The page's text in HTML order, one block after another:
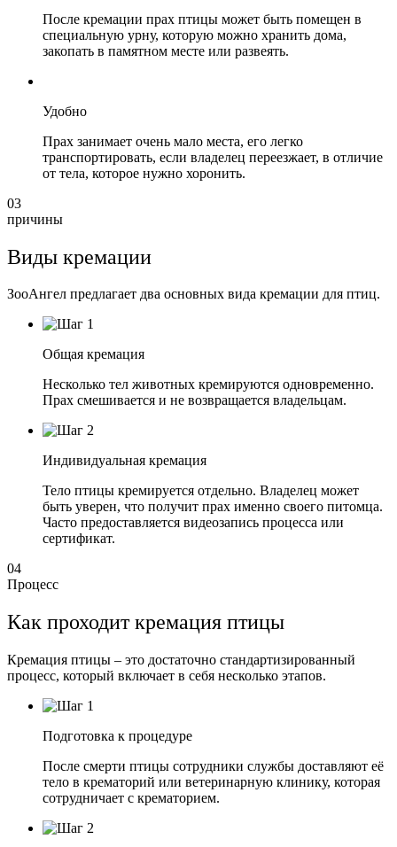
После кремации прах птицы может быть помещен в
специальную урну, которую можно хранить дома,
закопать в памятном месте или развеять.
Удобно
Прах занимает очень мало места, его легко
транспортировать, если владелец переезжает, в отличие
от тела, которое нужно хоронить.
03
причины
Виды кремации
ЗооАнгел предлагает два основных вида кремации для птиц.
Общая кремация
Несколько тел животных кремируются одновременно.
Прах смешивается и не возвращается владельцам.
Индивидуальная кремация
Тело птицы кремируется отдельно. Владелец может
быть уверен, что получит прах именно своего питомца.
Часто предоставляется видеозапись процесса или
сертификат.
04
Процесс
Как проходит кремация птицы
Кремация птицы – это достаточно стандартизированный
процесс, который включает в себя несколько этапов.
Подготовка к процедуре
После смерти птицы сотрудники службы доставляют её
тело в крематорий или ветеринарную клинику, которая
сотрудничает с крематорием.